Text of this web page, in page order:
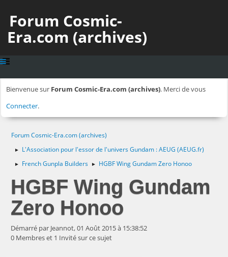
Forum Cosmic-
Era.com (archives)
Bienvenue sur Forum Cosmic-Era.com (archives). Merci de vous
Connecter.
Forum Cosmic-Era.com (archives)
► L'Association pour l'essor de l'univers Gundam : AEUG (AEUG.fr)
► French Gunpla Builders ► HGBF Wing Gundam Zero Honoo
HGBF Wing Gundam
Zero Honoo
Démarré par Jeannot, 01 Août 2015 à 15:38:52
0 Membres et 1 Invité sur ce sujet